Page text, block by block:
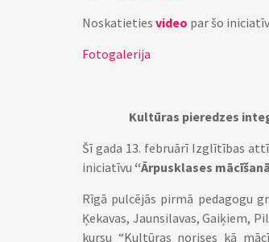
Noskatieties video par šo
Fotogalerija
Kultūras pieredzes
Šī gada 13. februārī Izglītības
iniciatīvu “Ārpusklases
Rīgā pulcējās pirmā pedagogu
Ķekavas, Jaunsilavas, Gaiķiem,
kursu “Kultūras norises kā